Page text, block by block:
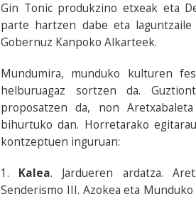
Gin Tonic produkzino etxeak eta
parte hartzen dabe eta
Gobernuz Kanpoko Alkarteek.
Mundumira, munduko kulturen
helburuagaz sortzen da.
proposatzen da, non
bihurtuko dan. Horretarako
kontzeptuen inguruan:
1. Kalea. Jardueren ardatza.
Senderismo III. Azokea eta